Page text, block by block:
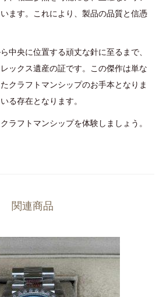
ます。これにより、製品の品質と信憑
中央に位置する頑丈な針に至るまで、
ックス遺産の証です。この傑作は単な
クラフトマンシップのお手本となりま
る存在となります。
ラフトマンシップを体験しましょう。
関連商品